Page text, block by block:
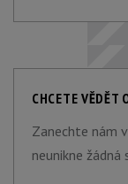
CHCETE VĚDĚT
Zanechte nám
neunikne žádná